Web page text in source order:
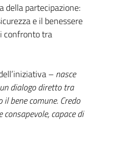
della partecipazione:
e il benessere
confronto tra
–nasce
dialogo diretto tra
bene comune. Credo
capace di